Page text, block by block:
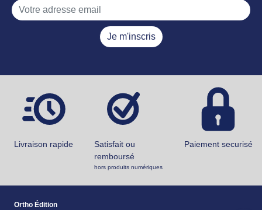
Je m'inscris
Livraison rapide
Satisfait ou
remboursé
hors produits numériques
Paiement securisé
Ortho Édition